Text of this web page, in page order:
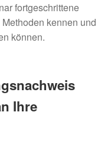
fortgeschrittene
kennen und
können.
Ihre